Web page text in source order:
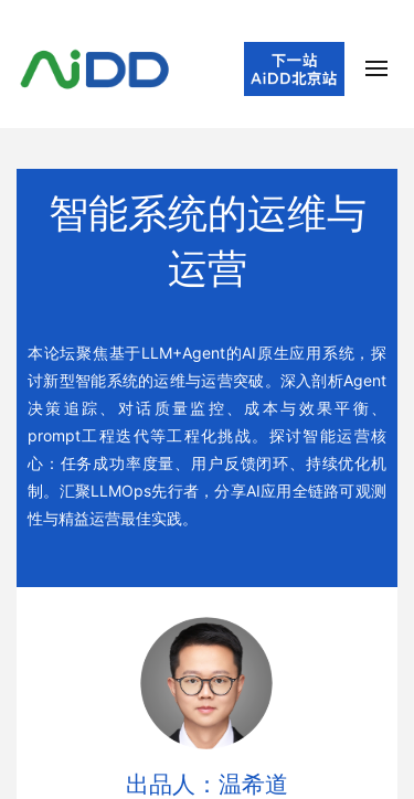
出品人：温希道
智能系统的运维与
运营
本论坛聚焦基于LLM+Agent的AI原生应用系统，探
讨新型智能系统的运维与运营突破。深入剖析Agent
决策追踪、对话质量监控、成本与效果平衡、
prompt工程迭代等工程化挑战。探讨智能运营核
心：任务成功率度量、用户反馈闭环、持续优化机
制。汇聚LLMOps先行者，分享AI应用全链路可观测
性与精益运营最佳实践。